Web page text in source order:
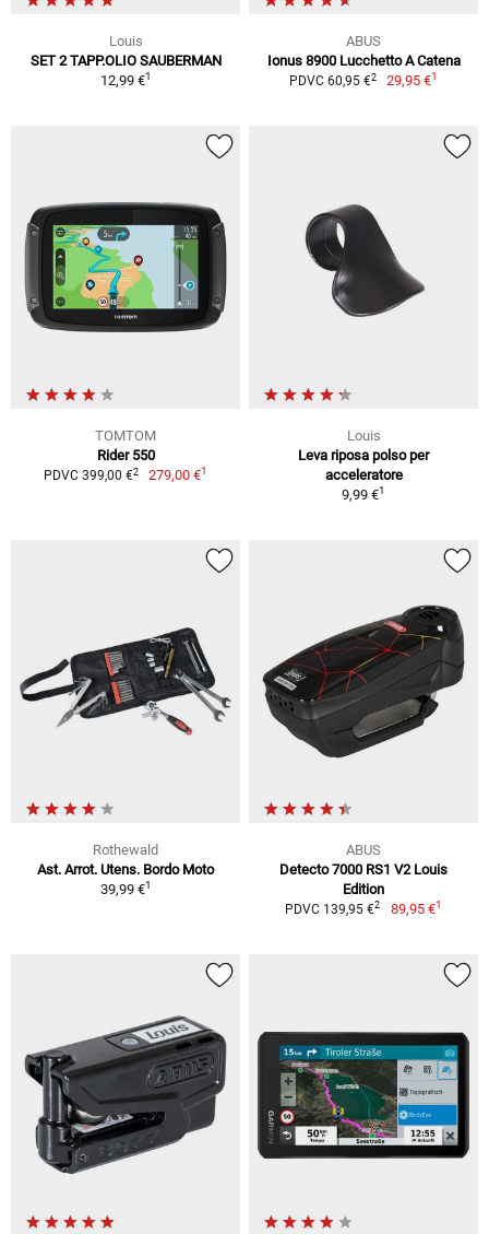
Louis
SET 2 TAPP.OLIO SAUBERMAN
12,99 €1
ABUS
Ionus 8900 Lucchetto A Catena
PDVC 60,95 €2 29,95 €1
TOMTOM
Rider 550
PDVC 399,00 €2 279,00 €1
Louis
Leva riposa polso per
acceleratore
9,99 €1
Rothewald
Ast. Arrot. Utens. Bordo Moto
39,99 €1
ABUS
Detecto 7000 RS1 V2 Louis
Edition
PDVC 139,95 €2 89,95 €1